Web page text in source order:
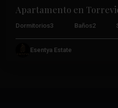
Apartamento en
Dormitorios3 Baños2
Esentya Estate